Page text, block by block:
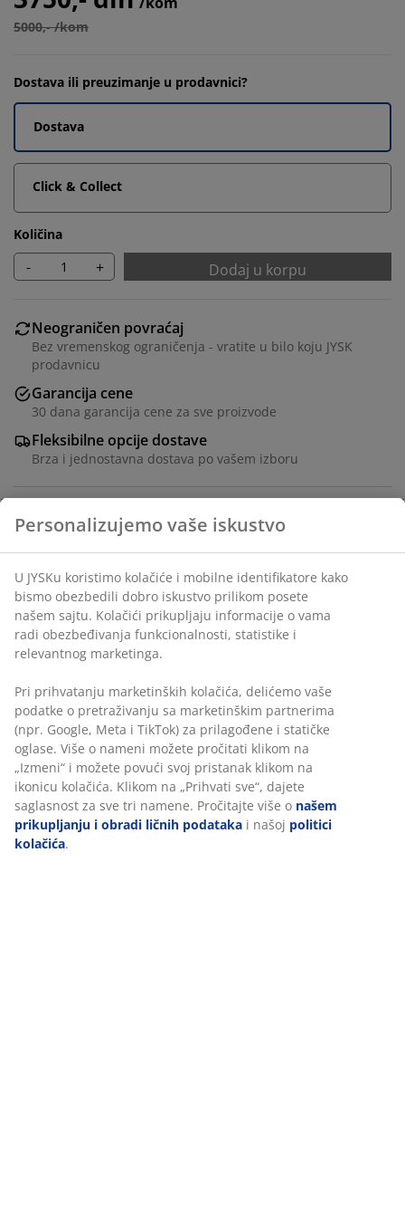
5000,- /kom
Dostava ili preuzimanje u prodavnici?
Dostava
Click & Collect
Količina
- + Dodaj u korpu
Neograničen povraćaj
Bez vremenskog ograničenja - vratite u bilo koju JYSK
prodavnicu
Garancija cene
30 dana garancija cene za sve proizvode
Fleksibilne opcije dostave
Brza i jednostavna dostava po vašem izboru
Crna posuda za vatru minimalističkog dizajna, izrađena
od čelika, koja će vremenom razviti jedinstven
rustikalan izgled. Idealna za stvaranje tople i prijatne
atmosfere tokom okupljanja na otvorenom. Ø59xV16
cm
Šifra artikla: 6400058
Uputstvo za montažu
Tehnički podaci
Recenzije
Personalizujemo vaše iskustvo
U JYSKu koristimo kolačiće i mobilne identifikatore kako
bismo obezbedili dobro iskustvo prilikom posete
našem sajtu. Kolačići prikupljaju informacije o vama
radi obezbeđivanja funkcionalnosti, statistike i
relevantnog marketinga.
Pri prihvatanju marketinških kolačića, delićemo vaše
podatke o pretraživanju sa marketinškim partnerima
(npr. Google, Meta i TikTok) za prilagođene i statičke
oglase. Više o nameni možete pročitati klikom na
„Izmeni“ i možete povući svoj pristanak klikom na
ikonicu kolačića. Klikom na „Prihvati sve“, dajete
saglasnost za sve tri namene. Pročitajte više o našem
prikupljanju i obradi ličnih podataka i našoj politici
kolačića.